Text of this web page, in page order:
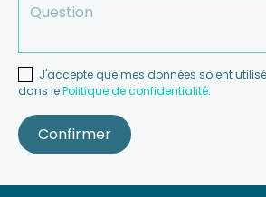
J'accepte que mes données soient
dans lePolitique de confidentialité.
Confirmer